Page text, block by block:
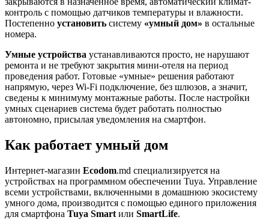
контроль с помощью датчиков температуры и влажности.
Постепенно установить систему «умный дом» в остальные
номера.
Умные устройства устанавливаются просто, не нарушают
ремонта и не требуют закрытия мини-отеля на период
проведения работ. Готовые «умные» решения работают
напрямую, через Wi-Fi подключение, без шлюзов, а значит,
сведены к минимуму монтажные работы. После настройки
умных сценариев система будет работать полностью
автономно, присылая уведомления на смартфон.
Как работает умный дом
Интернет-магазин Ecodom.md специализируется на
устройствах на программном обеспечении Tuya. Управление
всеми устройствами, включенными в домашнюю экосистему
умного дома, производится с помощью единого приложения
для смартфона Tuya Smart или SmartLife.